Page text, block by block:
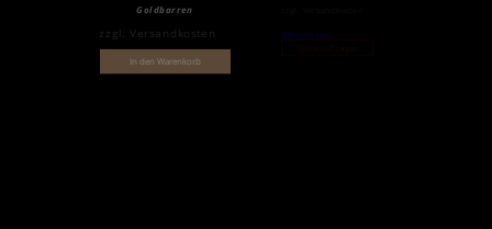
Goldbarren
zzgl.Versandkosten
In den Warenkorb
Weiterlesen
Nicht auf Lager